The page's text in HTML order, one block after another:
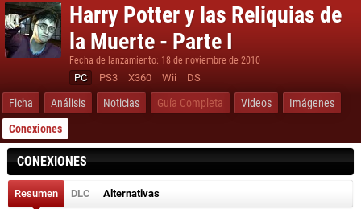
Harry Potter y las Reliquias de
la Muerte - Parte I
Fecha de lanzamiento: 18 de noviembre de 2010
PC PS3 X360 Wii DS
Ficha Análisis Noticias Guía Completa Videos
Imágenes
Conexiones
CONEXIONES
Resumen DLC Alternativas